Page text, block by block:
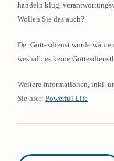
handeln klug,
Wollen Sie das auch?
Der Gottesdienst wurde
weshalb es keine
Weitere Informationen, inkl.
Sie hier: Powerful Life